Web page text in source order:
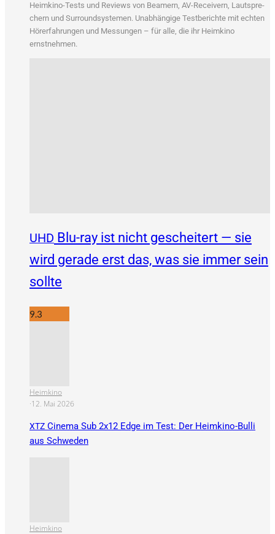
Heim­ki­no-Tests und Reviews von Bea­mern, AV-Recei­vern, Laut­spre­
chern und Sur­round­sys­te­men. Unab­hän­gi­ge Test­be­rich­te mit ech­ten
Hör­erfah­run­gen und Mes­sun­gen – für alle, die ihr Heim­ki­no
ernstnehmen.
UHD Blu-ray ist nicht gescheitert — sie
wird gerade erst das, was sie immer sein
sollte
9.3
Heimkino
·12. Mai 2026
XTZ Cinema Sub 2x12 Edge im Test: Der Heimkino-Bulli
aus Schweden
Heimkino